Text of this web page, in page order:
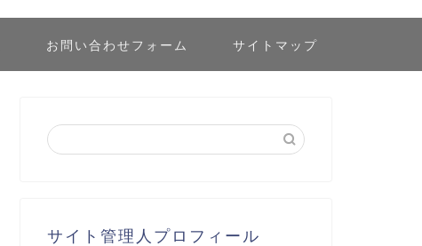
お問い合わせフォーム サイトマップ
サイト管理人プロフィール